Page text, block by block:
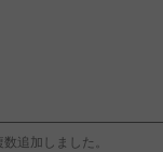
数追加しました。